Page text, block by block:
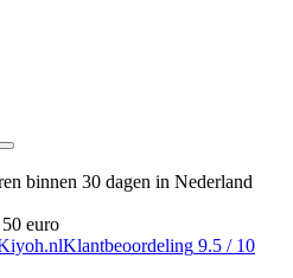
binnen 30 dagen in Nederland
euro
Klantbeoordeling 9.5 / 10